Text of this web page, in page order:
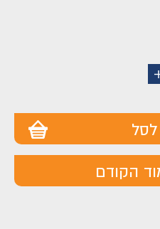
הקודם